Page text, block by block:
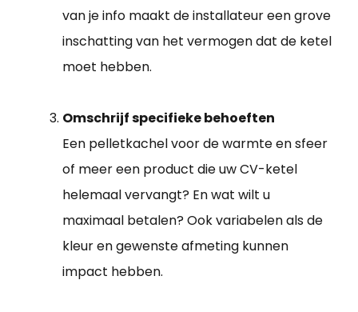
van je info maakt de installateur een grove
inschatting van het vermogen dat de ketel
moet hebben.
Omschrijf specifieke behoeften
Een pelletkachel voor de warmte en sfeer
of meer een product die uw CV-ketel
helemaal vervangt? En wat wilt u
maximaal betalen? Ook variabelen als de
kleur en gewenste afmeting kunnen
impact hebben.